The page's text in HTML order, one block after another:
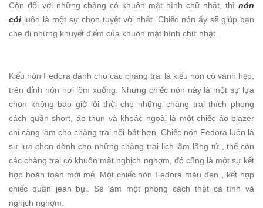
Còn đối với những chàng có khuôn mặt hình chữ nhật, thì nón
cói luôn là một sự chọn tuyệt vời nhất. Chiếc nón ấy sẽ giúp bạn
che đi những khuyết điểm của khuôn mặt hình chữ nhật.
Kiểu nón Fedora dành cho các chàng trai là kiểu nón có vành hẹp,
trên đỉnh nón hơi lõm xuống. Nhưng chiếc nón này là một sự lựa
chọn không bao giờ lỗi thời cho những chàng trai thích phong
cách quần short, áo thun và khoác ngoài là một chiếc áo blazer
chỉ càng làm cho chàng trai nổi bật hơn. Chiếc nón Fedora luôn là
sự lựa chọn dành cho những chàng trai lịch lãm lãng tử , thế còn
các chàng trai có khuôn mặt nghịch nghợm, đó cũng là một sự kết
hợp hoàn toàn mới mẻ. Một chiếc nón Fedora màu đen , kết hợp
chiếc quần jean bụi. Sẽ làm một phong cách thật cá tính và
nghịch nghợm.